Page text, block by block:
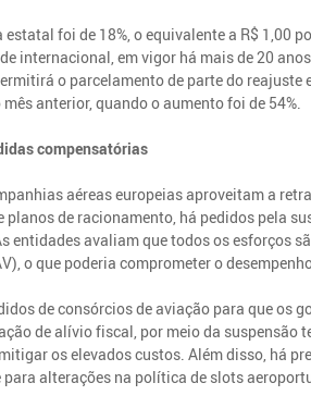
foi de 18%, o equivalente a R$ 1,00
internacional, em vigor há mais de 20
o parcelamento de parte do reajuste
anterior, quando o aumento foi de 54%.
compensatórias
aéreas europeias aproveitam a
de racionamento, há pedidos pela
avaliam que todos os esforços
o que poderia comprometer o
de consórcios de aviação para que os
de alívio fiscal, por meio da suspensão
os elevados custos. Além disso, há
para alterações na política de slots